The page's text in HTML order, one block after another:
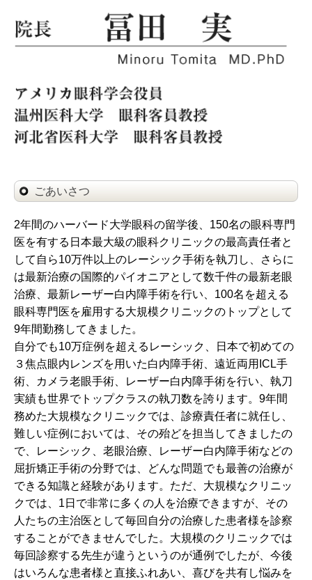
ごあいさつ
2年間のハーバード大学眼科の留学後、150名の眼科専門
医を有する日本最大級の眼科クリニックの最高責任者と
して自ら10万件以上のレーシック手術を執刀し、さらに
は最新治療の国際的パイオニアとして数千件の最新老眼
治療、最新レーザー白内障手術を行い、100名を超える
眼科専門医を雇用する大規模クリニックのトップとして
9年間勤務してきました。
自分でも10万症例を超えるレーシック、日本で初めての
３焦点眼内レンズを用いた白内障手術、遠近両用ICL手
術、カメラ老眼手術、レーザー白内障手術を行い、執刀
実績も世界でトップクラスの執刀数を誇ります。9年間
務めた大規模なクリニックでは、診療責任者に就任し、
難しい症例においては、その殆どを担当してきましたの
で、レーシック、老眼治療、レーザー白内障手術などの
屈折矯正手術の分野では、どんな問題でも最善の治療が
できる知識と経験があります。ただ、大規模なクリニッ
クでは、1日で非常に多くの人を治療できますが、その
人たちの主治医として毎回自分の治療した患者様を診察
することができませんでした。大規模のクリニックでは
毎回診察する先生が違うというのが通例でしたが、今後
はいろんな患者様と直接ふれあい、喜びを共有し悩みを